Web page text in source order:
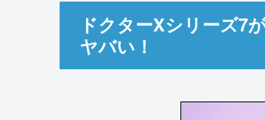
ドクターXシリーズ7
ヤバい！